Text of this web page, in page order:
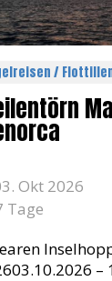
/
Okt 2026
Tage
–